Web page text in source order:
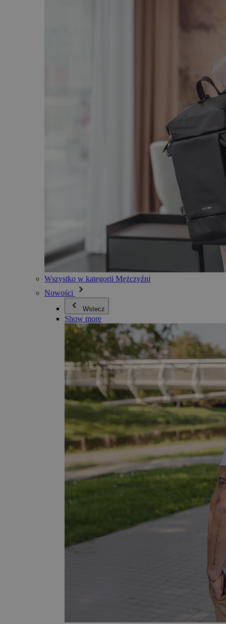
Wszystko w kategorii Mężczyźni
Nowości
Wstecz
Show more